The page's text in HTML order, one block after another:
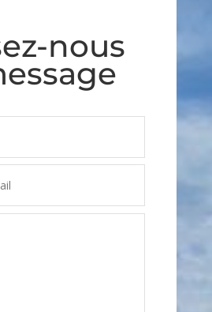
nous